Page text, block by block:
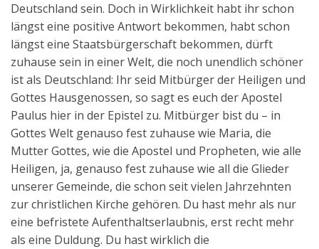
Deutschland sein. Doch in Wirklichkeit habt ihr schon
längst eine positive Antwort bekommen, habt schon
längst eine Staatsbürgerschaft bekommen, dürft
zuhause sein in einer Welt, die noch unendlich schöner
ist als Deutschland: Ihr seid Mitbürger der Heiligen und
Gottes Hausgenossen, so sagt es euch der Apostel
Paulus hier in der Epistel zu. Mitbürger bist du – in
Gottes Welt genauso fest zuhause wie Maria, die
Mutter Gottes, wie die Apostel und Propheten, wie alle
Heiligen, ja, genauso fest zuhause wie all die Glieder
unserer Gemeinde, die schon seit vielen Jahrzehnten
zur christlichen Kirche gehören. Du hast mehr als nur
eine befristete Aufenthaltserlaubnis, erst recht mehr
als eine Duldung. Du hast wirklich die